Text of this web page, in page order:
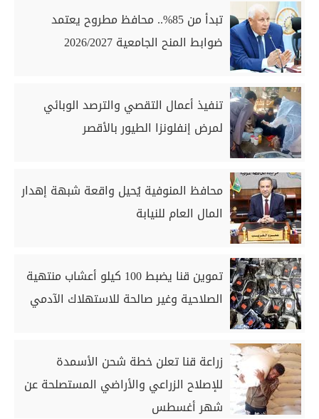
تبدأ من 85%.. محافظ مطروح يعتمد
ضوابط المنح الجامعية 2026/2027
تنفيذ أعمال التقصي والترصد الوبائي
لمرض إنفلونزا الطيور بالأقصر
محافظ المنوفية يُحيل واقعة شبهة إهدار
المال العام للنيابة
تموين قنا يضبط 100 كيلو أعشاب منتهية
الصلاحية وغير صالحة للاستهلاك الآدمي
زراعة قنا تعلن خطة شحن الأسمدة
للإصلاح الزراعي والأراضي المستصلحة عن
شهر أغسطس